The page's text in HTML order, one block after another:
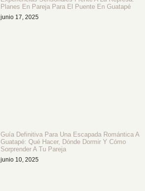
Planes En Pareja Para El Puente En Guatapé
junio 17, 2025
Guía Definitiva Para Una Escapada Romántica A
Guatapé: Qué Hacer, Dónde Dormir Y Cómo
Sorprender A Tu Pareja
junio 10, 2025